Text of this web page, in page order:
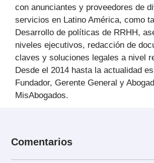
con anunciantes y proveedores de
servicios en Latino América, como
Desarrollo de políticas de RRHH,
niveles ejecutivos, redacción de
claves y soluciones legales a nivel
Desde el 2014 hasta la actualidad
Fundador, Gerente General y
MisAbogados.
Comentarios